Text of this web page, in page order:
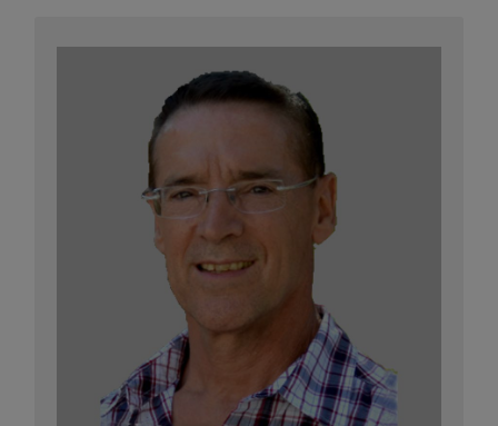
Ángel Vázquez
Doctor en Filosofía y Ciencias de la
Educación. Miembro del Grupo de
Investigación del Instituto de Investigación
e Innovación Educativa (
UIB
).
Ha colaborado con
Impuls
en el informe
Delphi sobre pensamiento y para la revista
Diàlegs
.